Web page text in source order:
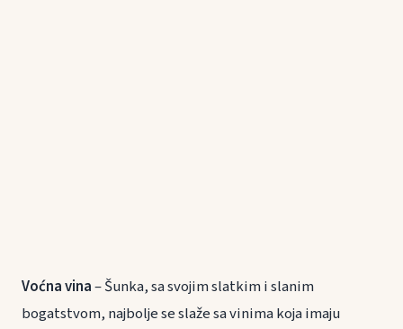
Voćna vina– Šunka, sa svojim slatkim i slanim
bogatstvom, najbolje se slaže sa vinima koja imaju